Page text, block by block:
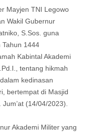
Mayjen TNI Legowo
Wakil Gubernur
S.Sos. guna
Tahun 1444
Kabintal Akademi
tentang hikmah
kedinasan
bertempat di Masjid
(14/04/2023).
Akademi Militer yang